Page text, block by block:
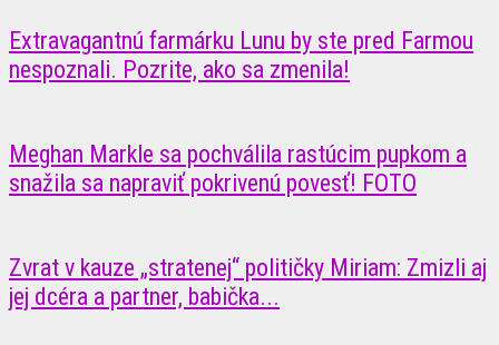
Extravagantnú farmárku Lunu by ste pred Farmou
nespoznali. Pozrite, ako sa zmenila!
Meghan Markle sa pochválila rastúcim pupkom a
snažila sa napraviť pokrivenú povesť! FOTO
Zvrat v kauze „stratenej“ političky Miriam: Zmizli aj
jej dcéra a partner, babička...